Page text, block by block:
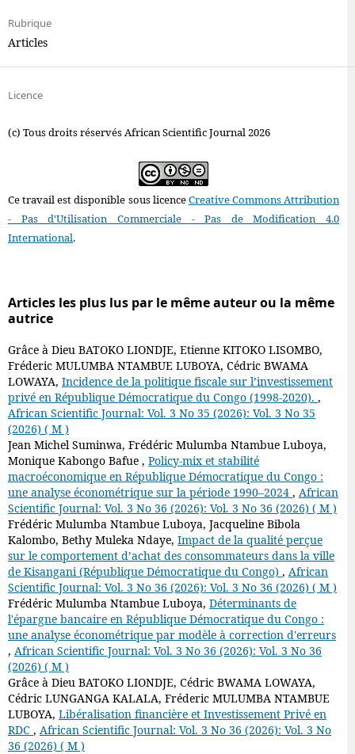
Rubrique
Articles
Licence
(c) Tous droits réservés African Scientific Journal 2026
Ce travail est disponible sous licenceCreative Commons Attribution
- Pas d'Utilisation Commerciale - Pas de Modification 4.0
International.
Articles les plus lus par le même auteur ou la même
autrice
Grâce à Dieu BATOKO LIONDJE, Etienne KITOKO LISOMBO,
Fréderic MULUMBA NTAMBUE LUBOYA, Cédric BWAMA
LOWAYA, Incidence de la politique fiscale sur l’investissement
privé en République Démocratique du Congo (1998-2020). ,
African Scientific Journal: Vol. 3 No 35 (2026): Vol. 3 No 35
(2026) ( M )
Jean Michel Suminwa, Frédéric Mulumba Ntambue Luboya,
Monique Kabongo Bafue , Policy-mix et stabilité
macroéconomique en République Démocratique du Congo :
une analyse économétrique sur la période 1990–2024 , African
Scientific Journal: Vol. 3 No 36 (2026): Vol. 3 No 36 (2026) ( M )
Frédéric Mulumba Ntambue Luboya, Jacqueline Bibola
Kalombo, Bethy Muleka Ndaye, Impact de la qualité perçue
sur le comportement d’achat des consommateurs dans la ville
de Kisangani (République Démocratique du Congo) , African
Scientific Journal: Vol. 3 No 36 (2026): Vol. 3 No 36 (2026) ( M )
Frédéric Mulumba Ntambue Luboya, Déterminants de
l'épargne bancaire en République Démocratique du Congo :
une analyse économétrique par modèle à correction d'erreurs
, African Scientific Journal: Vol. 3 No 36 (2026): Vol. 3 No 36
(2026) ( M )
Grâce à Dieu BATOKO LIONDJE, Cédric BWAMA LOWAYA,
Cédric LUNGANGA KALALA, Fréderic MULUMBA NTAMBUE
LUBOYA, Libéralisation financière et Investissement Privé en
RDC , African Scientific Journal: Vol. 3 No 36 (2026): Vol. 3 No
36 (2026) ( M )